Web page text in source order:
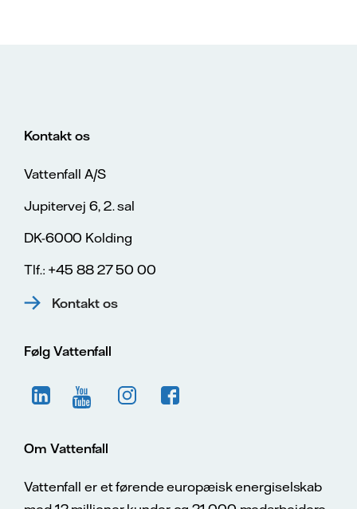
Kontakt os
Vattenfall A/S
Jupitervej 6, 2. sal
DK-6000 Kolding
Tlf.: +45 88 27 50 00
Kontakt os
Følg Vattenfall
Om Vattenfall
Vattenfall er et førende europæisk energiselskab